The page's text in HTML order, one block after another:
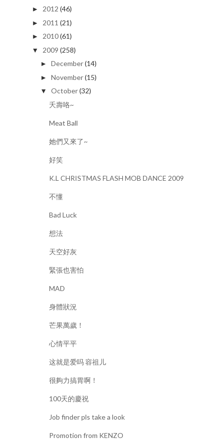
► 2012 (46)
► 2011 (21)
► 2010(61)
▼ 2009 (258)
► December(14)
► November(15)
▼ October(32)
夭壽咯~
Meat Ball
她們又來了~
好笑
K.L CHRISTMAS FLASH MOB DANCE 2009
不懂
Bad Luck
想法
天空好灰
緊張也害怕
MAD
身體狀況
芒果萬歲！
心情平平
这就是爱吗 容祖儿
很夠力搞胃啊！
100天的慶祝
Job finder pls take a look
Promotion from KENZO